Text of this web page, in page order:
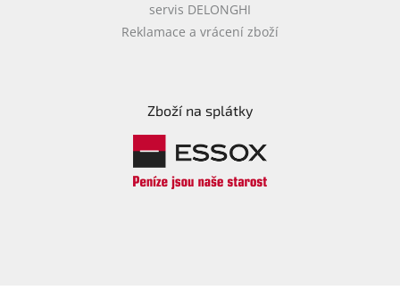
servis DELONGHI
Reklamace a vrácení zboží
Zboží na splátky